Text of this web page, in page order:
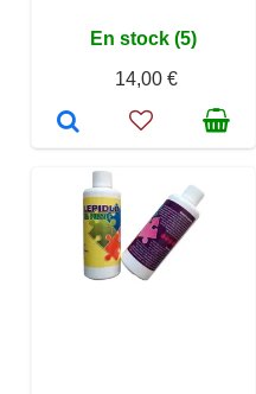
En stock (5)
14,00 €